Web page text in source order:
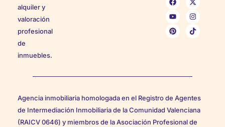
alquiler y
valoración
profesional
de
inmuebles.
Agencia inmobiliaria homologada en el Registro de Agentes
de Intermediación Inmobiliaria de la Comunidad Valenciana
(RAICV 0646) y miembros de la Asociación Profesional de